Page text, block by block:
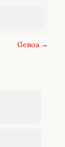
Genoa →